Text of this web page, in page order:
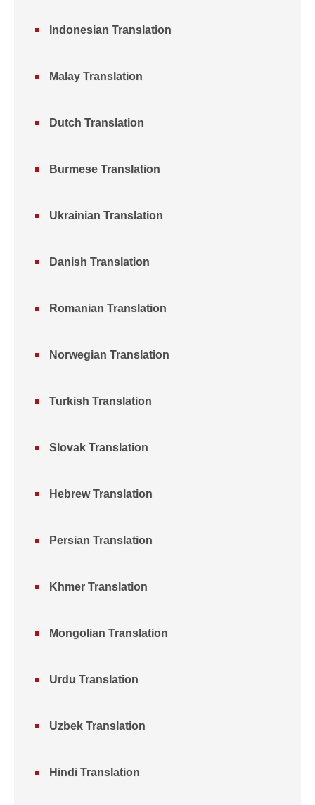
Indonesian Translation
Malay Translation
Dutch Translation
Burmese Translation
Ukrainian Translation
Danish Translation
Romanian Translation
Norwegian Translation
Turkish Translation
Slovak Translation
Hebrew Translation
Persian Translation
Khmer Translation
Mongolian Translation
Urdu Translation
Uzbek Translation
Hindi Translation